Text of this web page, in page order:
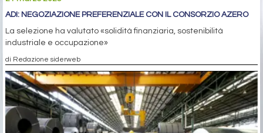
ADI: NEGOZIAZIONE PREFERENZIALE CON IL CONSORZIO AZERO
La selezione ha valutato «solidità finanziaria, sostenibilità
industriale e occupazione»
di Redazione siderweb